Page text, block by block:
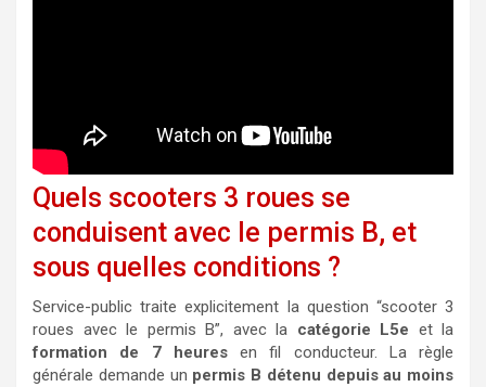
Quels scooters 3 roues se
conduisent avec le permis B, et
sous quelles conditions ?
Service-public traite explicitement la question “scooter 3
roues avec le permis B”, avec la catégorie L5e et la
formation de 7 heuresen fil conducteur. La règle
générale demande un permis B détenu depuis au moins